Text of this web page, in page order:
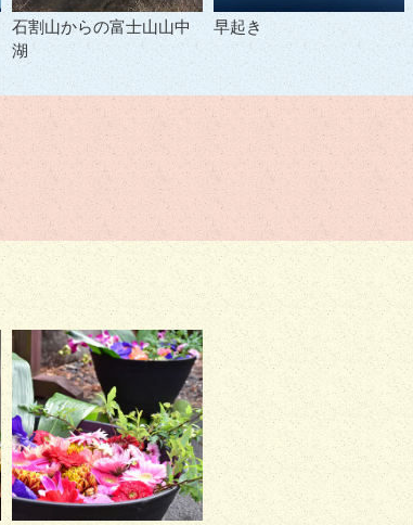
石割山からの富士山山中
湖
早起き